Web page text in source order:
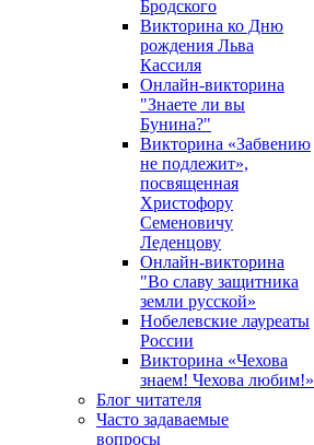
Бродского
Викторина ко Дню
рождения Льва
Кассиля
Онлайн-викторина
"Знаете ли вы
Бунина?"
Викторина «Забвению
не подлежит»,
посвященная
Христофору
Семеновичу
Леденцову
Онлайн-викторина
"Во славу защитника
земли русской»
Нобелевские лауреаты
России
Викторина «Чехова
знаем! Чехова любим!»
Блог читателя
Часто задаваемые
вопросы